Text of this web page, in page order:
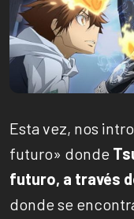
Esta vez, nos
futuro» donde
futuro, a través
donde se